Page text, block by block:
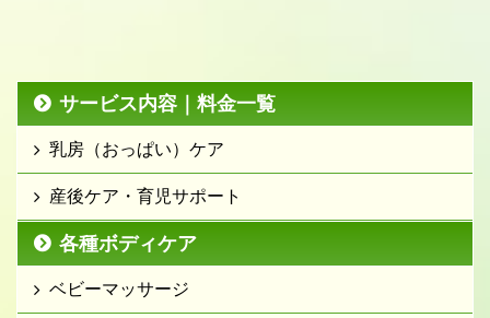
サービス内容｜料金一覧
乳房（おっぱい）ケア
産後ケア・育児サポート
各種ボディケア
ベビーマッサージ